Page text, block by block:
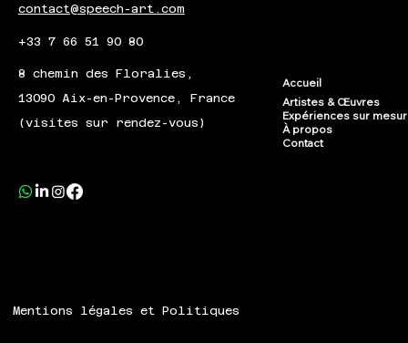
contact@speech-art.com
+33 7 66 51 90 80
8 chemin des Floralies,
13090 Aix-en-Provence, France
(visites sur rendez-vous)
Accueil
Artistes & Œuvres
Expériences sur
À propos
Contact
Mentions légales et Politiques